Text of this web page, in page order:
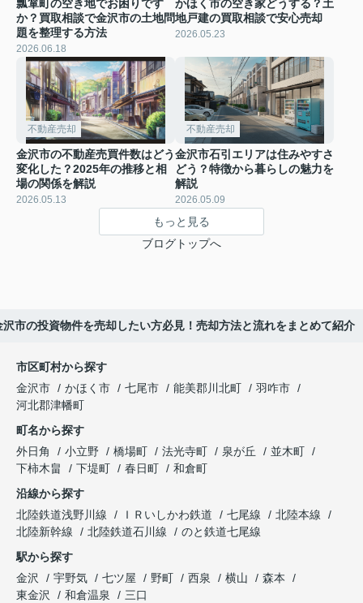
瓢箪町の空き地でお困りです
か？買取相談で金沢市の土地問
題を整理する方法
2026.06.18
かほく市の空き家どうする？土
地戸建の買取相談で安心売却
2026.05.23
不動産売却
金沢市の不動産売買件数はどう
変化した？2025年の推移と相
場の関係を解説
2026.05.13
不動産売却
金沢市石引エリアは住みやすさ
どう？特徴から暮らしの魅力を
解説
2026.05.09
もっと見る
ブログトップへ
沢市の投資物件を売却したい方必見！売却方法と流れをまとめて紹介
市区町村から探す
金沢市
かほく市 七尾市 能美郡川北町
羽咋市
河北郡津幡町
町名から探す
外日角
小立野 橋場町 法光寺町 泉が丘
並木町
下柿木畠
下堤町 春日町
和倉町
沿線から探す
北陸鉄道浅野川線
ＩＲいしかわ鉄道 七尾線
北陸本線
北陸新幹線
北陸鉄道石川線
のと鉄道七尾線
駅から探す
金沢
宇野気 七ツ屋 野町 西泉 横山
森本
東金沢
和倉温泉 三口